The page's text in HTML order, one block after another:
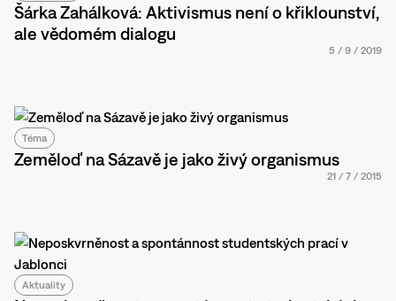
Šárka Zahálková: Aktivismus není o křiklounství,
ale vědomém dialogu
5 / 9 / 2019
Téma
Zeměloď na Sázavě je jako živý organismus
21 / 7 / 2015
Aktuality